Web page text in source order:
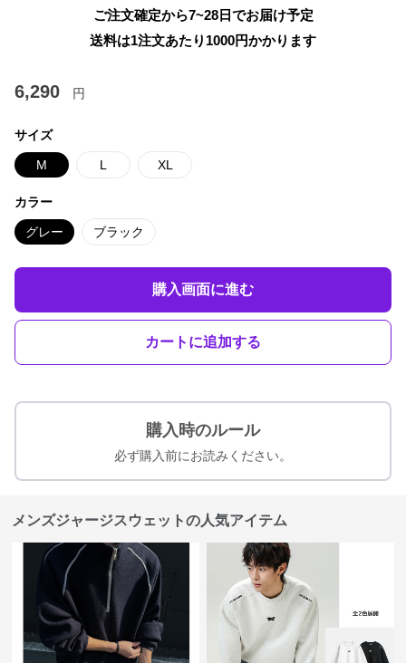
ご注文確定から7~28日でお届け予定
送料は1注文あたり 1000円かかります
6,290 円
サイズ
M L XL
カラー
グレー ブラック
購入画面に進む
カートに追加する
購入時のルール
必ず購入前にお読みください。
メンズジャージスウェットの人気アイテム